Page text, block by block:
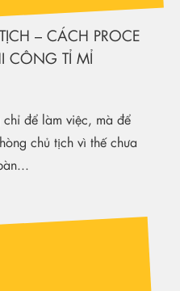
– CÁCH PROCE
CÔNG TỈ MỈ
để làm việc, mà để
chủ tịch vì thế chưa